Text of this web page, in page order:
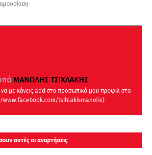
ΜΑΝΩΛΗΣ ΤΣΙΧΛΑΚΗΣ
να με κάνεις add στο προσωπικό μου προφίλ στο
www.facebook.com/tsihlakismanolis)
αυτές οι αναρτήσεις